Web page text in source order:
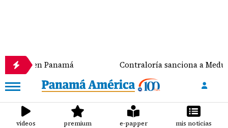
Panamá Contraloría sanciona a Meduca y a la
videos premium e-papper mis noticias